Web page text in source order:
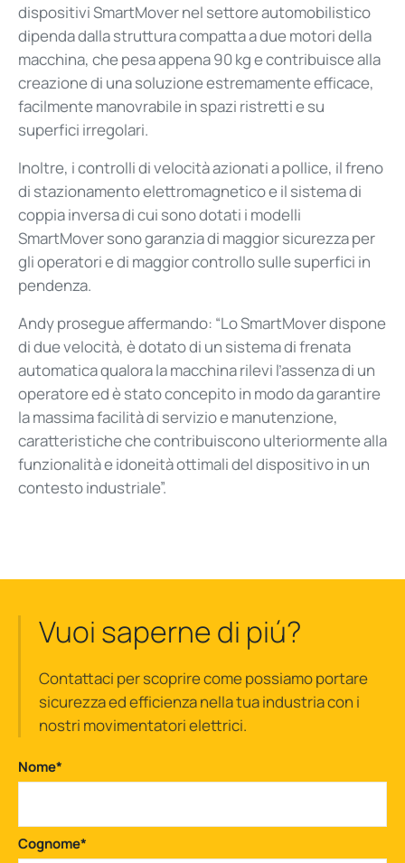
dispositivi SmartMover nel settore automobilistico
dipenda dalla struttura compatta a due motori della
macchina, che pesa appena 90 kg e contribuisce alla
creazione di una soluzione estremamente efficace,
facilmente manovrabile in spazi ristretti e su
superfici irregolari.
Inoltre, i controlli di velocità azionati a pollice, il freno
di stazionamento elettromagnetico e il sistema di
coppia inversa di cui sono dotati i modelli
SmartMover sono garanzia di maggior sicurezza per
gli operatori e di maggior controllo sulle superfici in
pendenza.
Andy prosegue affermando: “Lo SmartMover dispone
di due velocità, è dotato di un sistema di frenata
automatica qualora la macchina rilevi l’assenza di un
operatore ed è stato concepito in modo da garantire
la massima facilità di servizio e manutenzione,
caratteristiche che contribuiscono ulteriormente alla
funzionalità e idoneità ottimali del dispositivo in un
contesto industriale”.
Vuoi saperne di piú?
Contattaci per scoprire come possiamo portare
sicurezza ed efficienza nella tua industria con i
nostri movimentatori elettrici.
Nome*
Cognome*